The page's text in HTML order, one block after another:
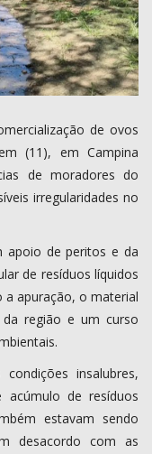
de ovos
(11), em Campina
de moradores do
irregularidades no
apoio de peritos e da
de resíduos líquidos
apuração, o material
da região e um curso
insalubres,
de resíduos
estavam sendo
desacordo com as